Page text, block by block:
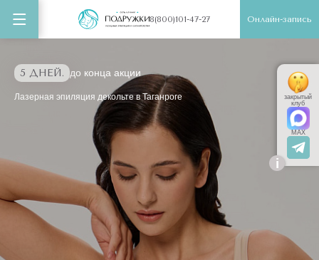
8(800)101-47-27 Онлайн-запись
5 ДНЕЙ. до конца акции
Лазерная эпиляция декольте в Таганроге
i
закрытый
клуб
MAX